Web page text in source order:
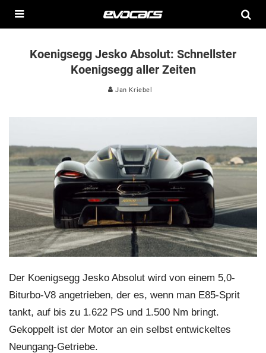
Koenigsegg Jesko Absolut: Schnellster
Koenigsegg aller Zeiten
Jan Kriebel
Der Koenigsegg Jesko Absolut wird von einem 5,0-
Biturbo-V8 angetrieben, der es, wenn man E85-Sprit
tankt, auf bis zu 1.622 PS und 1.500 Nm bringt.
Gekoppelt ist der Motor an ein selbst entwickeltes
Neungang-Getriebe.